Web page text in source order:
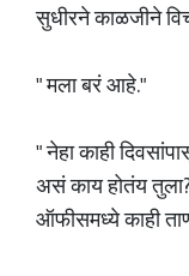
सुधीरने काळजीने
" मला बरं आहे."
" नेहा काही
असं काय होतंय
ऑफीसमध्ये काही